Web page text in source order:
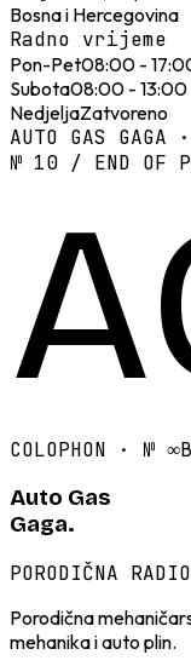
Bosna i Hercegovina
Radno vrijeme
Pon-Pet08:00 -
Subota08:00 - 13:00
NedjeljaZatvoreno
AUTO GAS
№ 10 / END OF
COLOPHON · № ∞
Auto Gas
Gaga.
PORODIČNA
Porodična
mehanika i auto plin.